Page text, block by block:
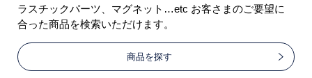
ラスチックパーツ、マグネット…etc お客さまのご要望に
合った商品を検索いただけます。
商品を探す